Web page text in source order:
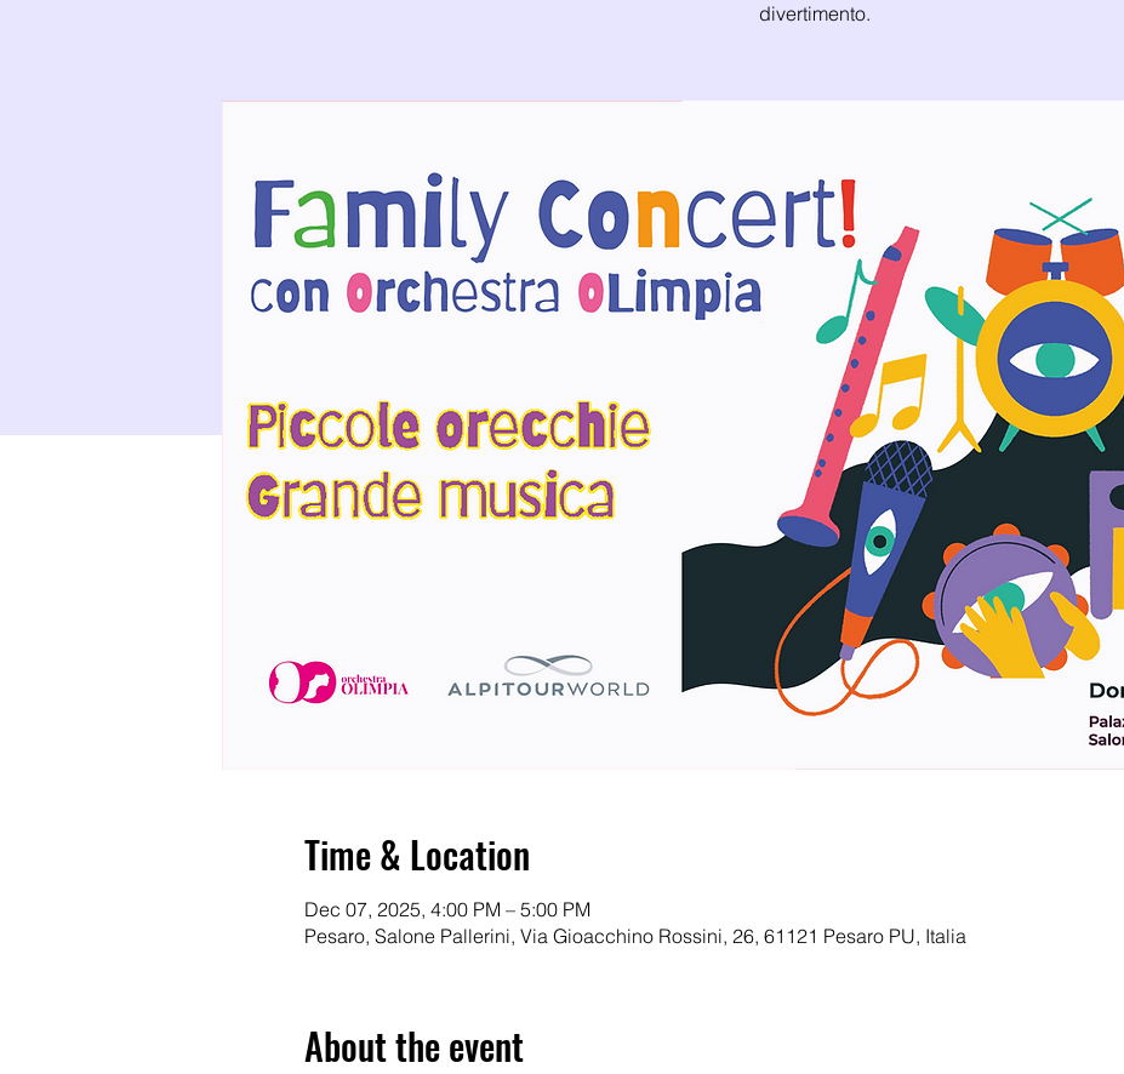
divertimento.
Time & Location
Dec 07, 2025, 4:00 PM – 5:00 PM
Pesaro, Salone Pallerini, Via Gioacchino Rossini, 26, 61121 Pesaro PU, Italia
About the event